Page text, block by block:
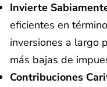
Invierte
eficientes en
inversiones a largo
más bajas de
Contribuciones